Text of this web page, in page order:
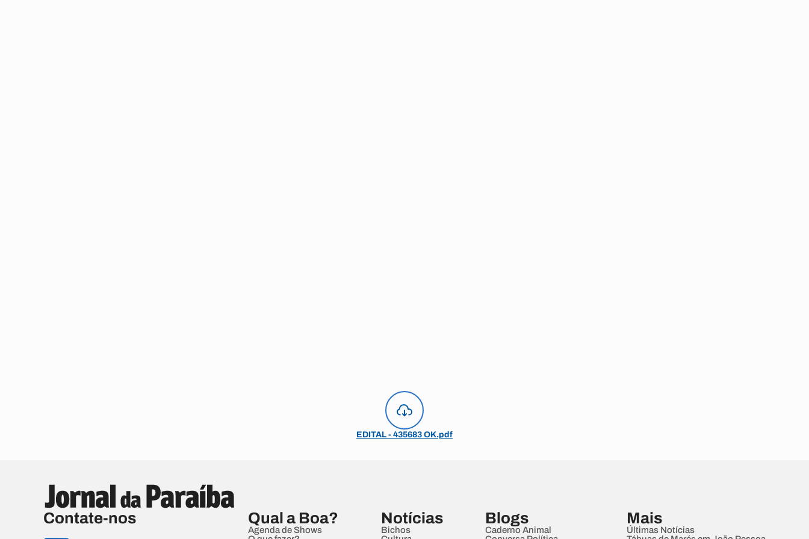
EDITAL - 435683 OK.pdf
Contate-nos Qual a Boa?
Agenda de Shows
Notícias
Bichos
Blogs
Caderno Animal
Mais
Últimas Notícias